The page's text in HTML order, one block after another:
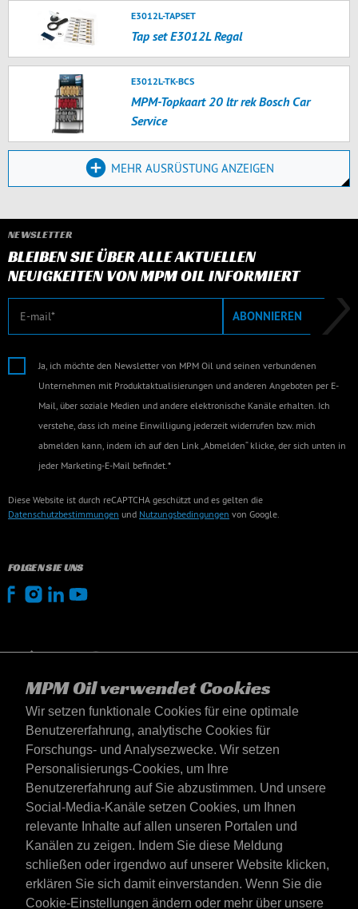
MPM Oil verwendet Cookies
Wir setzen funktionale Cookies für eine optimale
Benutzererfahrung, analytische Cookies für
Forschungs- und Analysezwecke. Wir setzen
Personalisierungs-Cookies, um Ihre
Benutzererfahrung auf Sie abzustimmen. Und unsere
Social-Media-Kanäle setzen Cookies, um Ihnen
relevante Inhalte auf allen unseren Portalen und
Kanälen zu zeigen. Indem Sie diese Meldung
schließen oder irgendwo auf unserer Website klicken,
erklären Sie sich damit einverstanden. Wenn Sie die
Cookie-Einstellungen ändern oder mehr über unsere
E3012L-TAPSET
Tap set E3012L Regal
E3012L-TK-BCS
MPM-Topkaart 20 ltr rek Bosch Car
Service
MEHR AUSRÜSTUNG ANZEIGEN
NEWSLETTER
BLEIBEN SIE ÜBER ALLE AKTUELLEN
NEUIGKEITEN VON MPM OIL INFORMIERT
E-Mail ABONNIEREN
Ja, ich möchte den Newsletter von MPM Oil und seinen verbundenen
Unternehmen mit Produktaktualisierungen und anderen Angeboten per E-
Mail, über soziale Medien und andere elektronische Kanäle erhalten. Ich
verstehe, dass ich meine Einwilligung jederzeit widerrufen bzw. mich
abmelden kann, indem ich auf den Link „Abmelden“ klicke, der sich unten in
jeder Marketing-E-Mail befindet.*
Diese Website ist durch reCAPTCHA geschützt und es gelten die
Datenschutzbestimmungen und Nutzungsbedingungen von Google.
FOLGEN SIE UNS
Deutschland
Kontakt
AGB's
Lieferbedingungen
Datenschutzerklärung